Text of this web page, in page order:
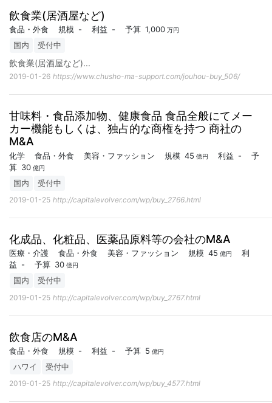
飲食業(居酒屋など)
食品・外食 規模 - 利益 - 予算 1,000 万円
国内 受付中
飲食業(居酒屋など)...
2019-01-26 https://www.chusho-ma-support.com/jouhou-buy_506/
甘味料・食品添加物、健康食品 食品全般にてメー
カー機能もしくは、独占的な商権を持つ 商社の
M&A
化学 食品・外食 美容・ファッション 規模 45 億円 利益 -
予
算 30 億円
国内 受付中
2019-01-25 http://capitalevolver.com/wp/buy_2766.html
化成品、化粧品、医薬品原料等の会社のM&A
医療・介護 食品・外食 美容・ファッション 規模 45 億円
利
益 - 予算 30 億円
国内 受付中
2019-01-25 http://capitalevolver.com/wp/buy_2767.html
飲食店のM&A
食品・外食 規模 - 利益 - 予算 5 億円
ハワイ 受付中
2019-01-25 http://capitalevolver.com/wp/buy_4577.html